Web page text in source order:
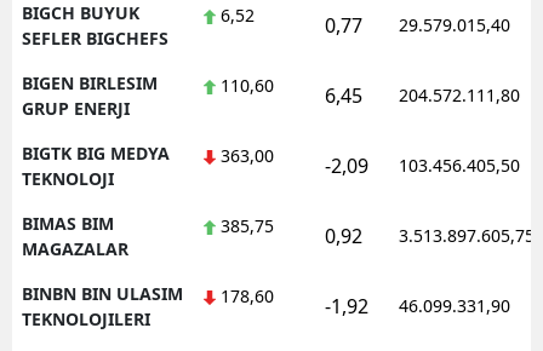
BIGCH BUYUK
SEFLER BIGCHEFS
6,52 0,77 29.579.015,40
BIGEN BIRLESIM
GRUP ENERJI
110,60 6,45 204.572.111,80
BIGTK BIG MEDYA
TEKNOLOJI
363,00 -2,09 103.456.405,50
BIMAS BIM
MAGAZALAR
385,75 0,92 3.513.897.605,75
BINBN BIN ULASIM
TEKNOLOJILERI
178,60 -1,92 46.099.331,90